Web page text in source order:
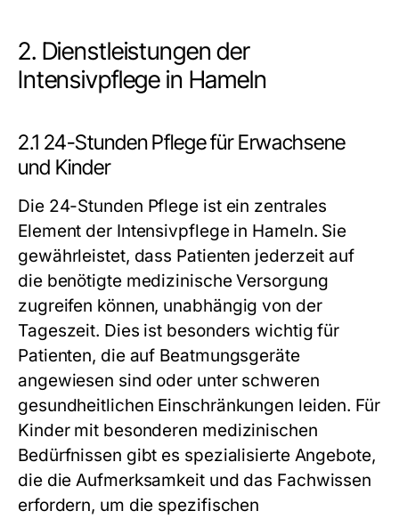
2. Dienstleistungen der
Intensivpflege in Hameln
2.1 24-Stunden Pflege für Erwachsene
und Kinder
Die 24-Stunden Pflege ist ein zentrales
Element der Intensivpflege in Hameln. Sie
gewährleistet, dass Patienten jederzeit auf
die benötigte medizinische Versorgung
zugreifen können, unabhängig von der
Tageszeit. Dies ist besonders wichtig für
Patienten, die auf Beatmungsgeräte
angewiesen sind oder unter schweren
gesundheitlichen Einschränkungen leiden. Für
Kinder mit besonderen medizinischen
Bedürfnissen gibt es spezialisierte Angebote,
die die Aufmerksamkeit und das Fachwissen
erfordern, um die spezifischen